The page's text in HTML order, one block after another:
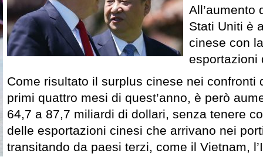
All’aumento
Stati Uniti è
cinese con
esportazioni
Come risultato il surplus cinese nei confronti
primi quattro mesi di quest’anno, è però
64,7 a 87,7 miliardi di dollari, senza tenere
delle esportazioni cinesi che arrivano nei
transitando da paesi terzi, come il Vietnam,